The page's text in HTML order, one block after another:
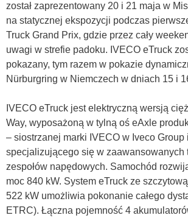
został zaprezentowany 20 i 21 maja w
na statycznej ekspozycji podczas
Truck Grand Prix, gdzie przez cały
uwagi w strefie padoku. IVECO eTruck
pokazany, tym razem w pokazie
Nürburgring w Niemczech w dniach 15 i
IVECO eTruck jest elektryczną wersją
Way, wyposażoną w tylną oś eAxle
– siostrzanej marki IVECO w Iveco Group
specjalizującego się w zaawansowanych
zespołów napędowych. Samochód
moc 840 kW. System eTruck ze
522 kW umożliwia pokonanie całego
ETRC). Łączna pojemność 4